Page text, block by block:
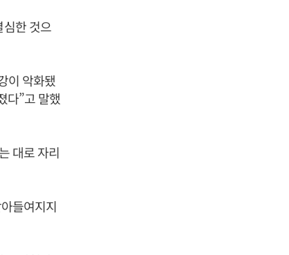
한 것으
이 악화됐
다”고 말했
대로 자리
들여지지